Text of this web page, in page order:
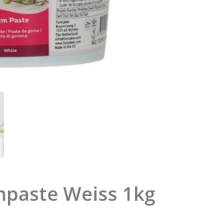
Weiss 1kg